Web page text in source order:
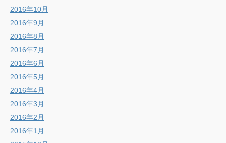
2016年10月
2016年9月
2016年8月
2016年7月
2016年6月
2016年5月
2016年4月
2016年3月
2016年2月
2016年1月